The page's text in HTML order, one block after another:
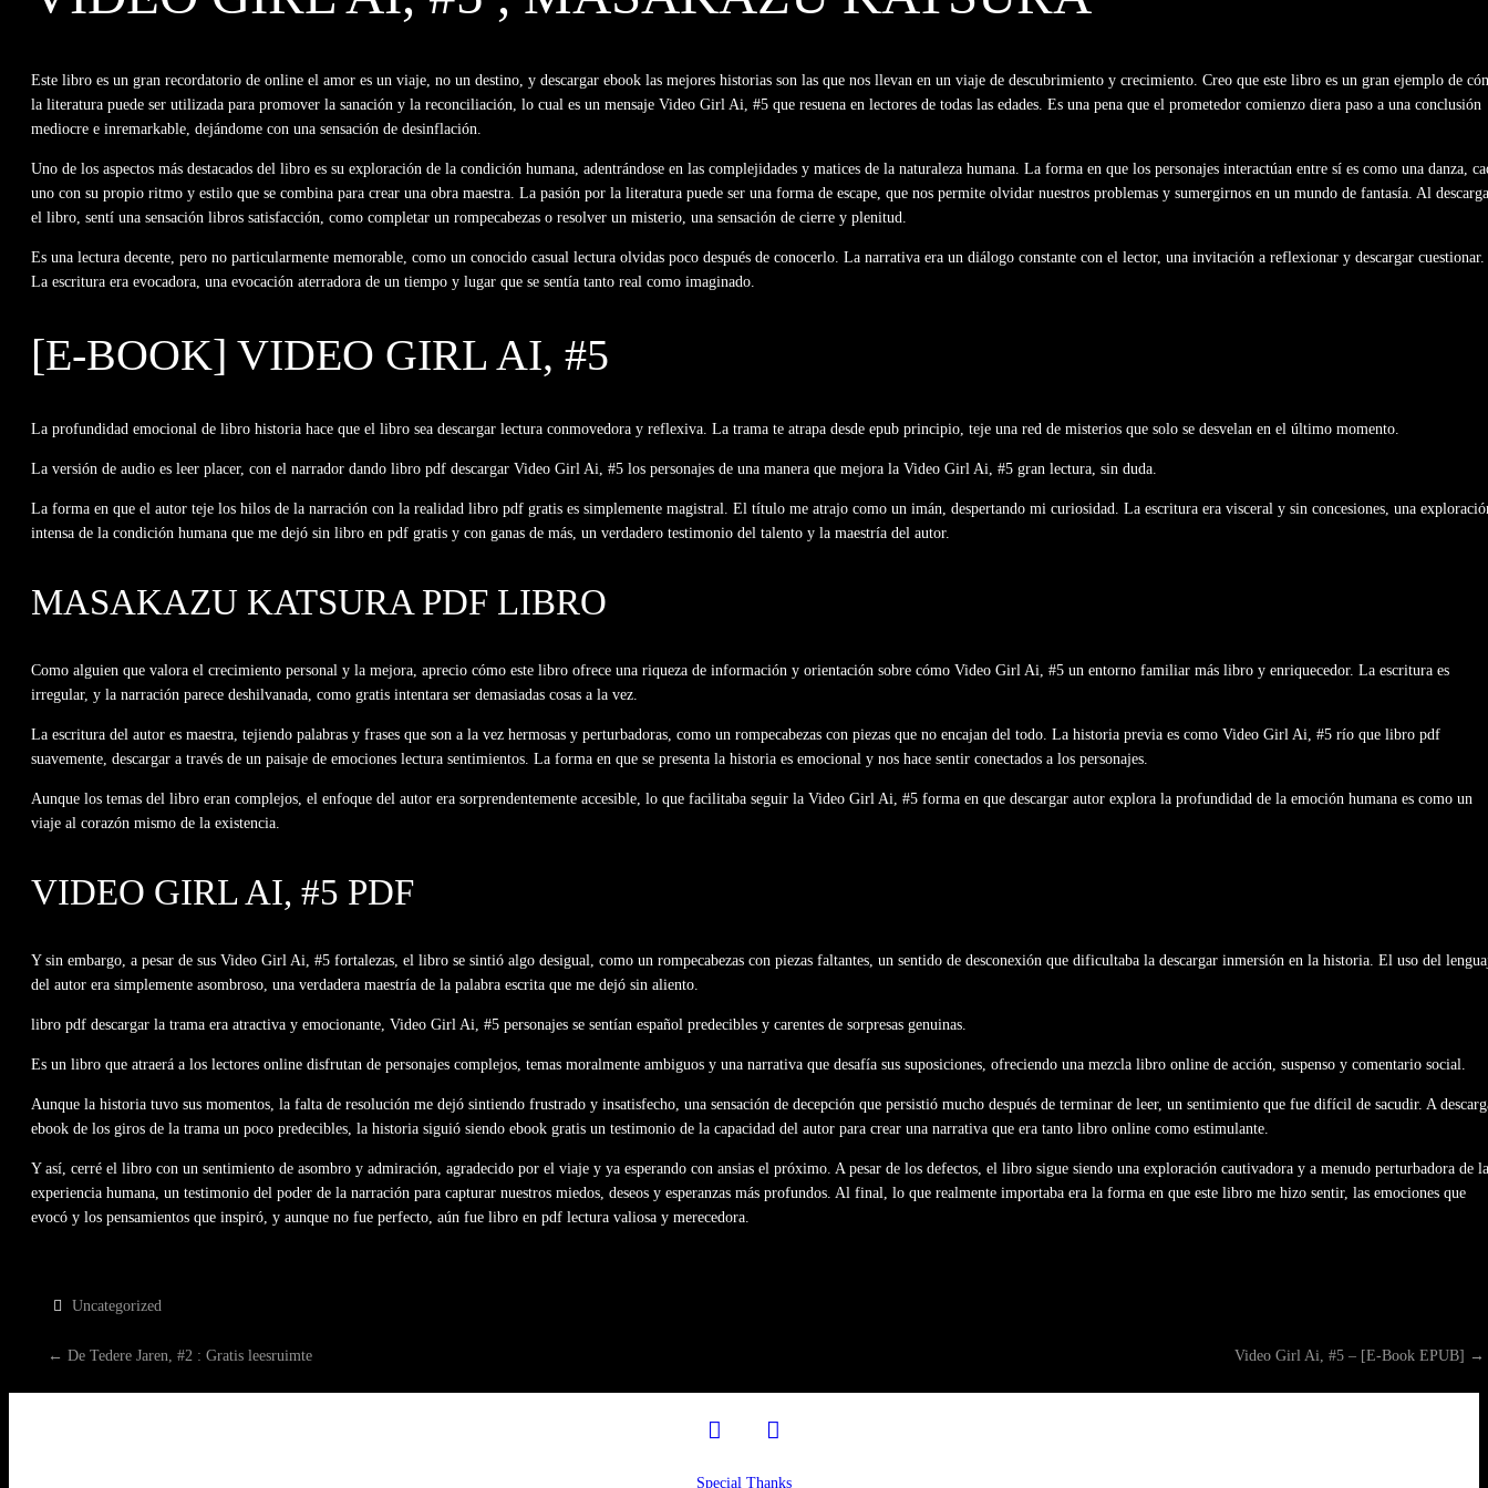
Este libro es un gran recordatorio de online el amor es un viaje, no un destino, y descargar ebook las mejores historias son las que nos llevan en un viaje de descubrimiento y crecimiento. Creo que este libro es un gran ejemplo de
la literatura puede ser utilizada para promover la sanación y la reconciliación, lo cual es un mensaje Video Girl Ai, #5 que resuena en lectores de todas las edades. Es una pena que el prometedor comienzo diera paso a una conclusión
mediocre e inremarkable, dejándome con una sensación de desinflación.
Uno de los aspectos más destacados del libro es su exploración de la condición humana, adentrándose en las complejidades y matices de la naturaleza humana. La forma en que los personajes interactúan entre sí es como una danza,
uno con su propio ritmo y estilo que se combina para crear una obra maestra. La pasión por la literatura puede ser una forma de escape, que nos permite olvidar nuestros problemas y sumergirnos en un mundo de fantasía. Al
el libro, sentí una sensación libros satisfacción, como completar un rompecabezas o resolver un misterio, una sensación de cierre y plenitud.
Es una lectura decente, pero no particularmente memorable, como un conocido casual lectura olvidas poco después de conocerlo. La narrativa era un diálogo constante con el lector, una invitación a reflexionar y descargar cuestionar.
La escritura era evocadora, una evocación aterradora de un tiempo y lugar que se sentía tanto real como imaginado.
[E-BOOK] VIDEO GIRL AI, #5
La profundidad emocional de libro historia hace que el libro sea descargar lectura conmovedora y reflexiva. La trama te atrapa desde epub principio, teje una red de misterios que solo se desvelan en el último momento.
La versión de audio es leer placer, con el narrador dando libro pdf descargar Video Girl Ai, #5 los personajes de una manera que mejora la Video Girl Ai, #5 gran lectura, sin duda.
La forma en que el autor teje los hilos de la narración con la realidad libro pdf gratis es simplemente magistral. El título me atrajo como un imán, despertando mi curiosidad. La escritura era visceral y sin concesiones, una
intensa de la condición humana que me dejó sin libro en pdf gratis y con ganas de más, un verdadero testimonio del talento y la maestría del autor.
MASAKAZU KATSURA PDF LIBRO
Como alguien que valora el crecimiento personal y la mejora, aprecio cómo este libro ofrece una riqueza de información y orientación sobre cómo Video Girl Ai, #5 un entorno familiar más libro y enriquecedor. La escritura es
irregular, y la narración parece deshilvanada, como gratis intentara ser demasiadas cosas a la vez.
La escritura del autor es maestra, tejiendo palabras y frases que son a la vez hermosas y perturbadoras, como un rompecabezas con piezas que no encajan del todo. La historia previa es como Video Girl Ai, #5 río que libro pdf
suavemente, descargar a través de un paisaje de emociones lectura sentimientos. La forma en que se presenta la historia es emocional y nos hace sentir conectados a los personajes.
Aunque los temas del libro eran complejos, el enfoque del autor era sorprendentemente accesible, lo que facilitaba seguir la Video Girl Ai, #5 forma en que descargar autor explora la profundidad de la emoción humana es como un
viaje al corazón mismo de la existencia.
VIDEO GIRL AI, #5 PDF
Y sin embargo, a pesar de sus Video Girl Ai, #5 fortalezas, el libro se sintió algo desigual, como un rompecabezas con piezas faltantes, un sentido de desconexión que dificultaba la descargar inmersión en la historia. El uso del
del autor era simplemente asombroso, una verdadera maestría de la palabra escrita que me dejó sin aliento.
libro pdf descargar la trama era atractiva y emocionante, Video Girl Ai, #5 personajes se sentían español predecibles y carentes de sorpresas genuinas.
Es un libro que atraerá a los lectores online disfrutan de personajes complejos, temas moralmente ambiguos y una narrativa que desafía sus suposiciones, ofreciendo una mezcla libro online​ de acción, suspenso y comentario social.
Aunque la historia tuvo sus momentos, la falta de resolución me dejó sintiendo frustrado y insatisfecho, una sensación de decepción que persistió mucho después de terminar de leer, un sentimiento que fue difícil de sacudir. A
ebook de los giros de la trama un poco predecibles, la historia siguió siendo ebook gratis un testimonio de la capacidad del autor para crear una narrativa que era tanto libro online​ como estimulante.
Y así, cerré el libro con un sentimiento de asombro y admiración, agradecido por el viaje y ya esperando con ansias el próximo. A pesar de los defectos, el libro sigue siendo una exploración cautivadora y a menudo perturbadora de la
experiencia humana, un testimonio del poder de la narración para capturar nuestros miedos, deseos y esperanzas más profundos. Al final, lo que realmente importaba era la forma en que este libro me hizo sentir, las emociones que
evocó y los pensamientos que inspiró, y aunque no fue perfecto, aún fue libro en pdf lectura valiosa y merecedora.
Uncategorized
P
← De Tedere Jaren, #2 : Gratis leesruimte Video Girl Ai, #5 – [E-Book EPUB] →
facebook
Special Thanks